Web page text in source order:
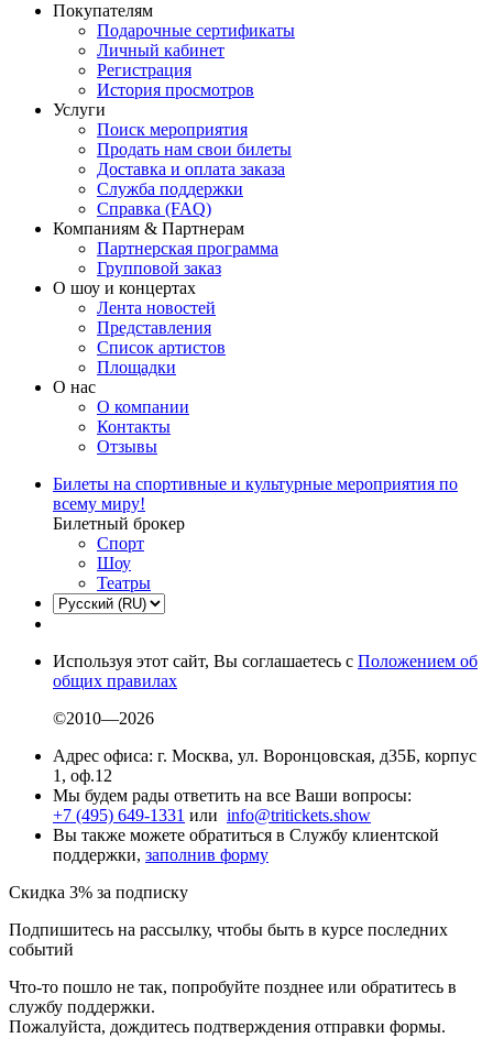
Покупателям
Подарочные сертификаты
Личный кабинет
Регистрация
История просмотров
Услуги
Поиск мероприятия
Продать нам свои билеты
Доставка и оплата заказа
Служба поддержки
Справка (FAQ)
Компаниям & Партнерам
Партнерская программа
Групповой заказ
О шоу и концертах
Лента новостей
Представления
Список артистов
Площадки
О нас
О компании
Контакты
Отзывы
Билеты на спортивные и культурные мероприятия по
всему миру!
Билетный брокер
Спорт
Шоу
Театры
Используя этот сайт, Вы соглашаетесь с Положением об
общих правилах
©2010—2026
Адрес офиса: г. Москва, ул. Воронцовская, д35Б, корпус
1, оф.12
Мы будем рады ответить на все Ваши вопросы:
+7 (495) 649-1331 или info@tritickets.show
Вы также можете обратиться в Службу клиентской
поддержки, заполнив форму
Скидка 3% за подписку
Подпишитесь на рассылку, чтобы быть в курсе последних
событий
Что-то пошло не так, попробуйте позднее или обратитесь в
службу поддержки.
Пожалуйста, дождитесь подтверждения отправки формы.